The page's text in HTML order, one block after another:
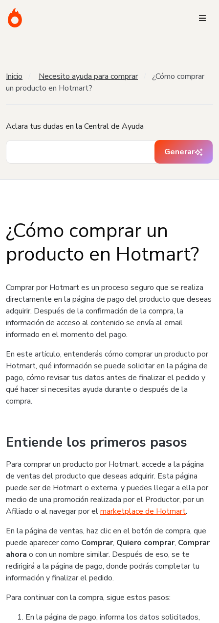
Inicio Necesito ayuda para comprar
¿Cómo comprar
un producto en Hotmart?
Aclara tus dudas en la Central de Ayuda
Generar
¿Cómo comprar un
producto en Hotmart?
Comprar por Hotmart es un proceso seguro que se realiza
directamente en la página de pago del producto que deseas
adquirir. Después de la confirmación de la compra, la
información de acceso al contenido se envía al email
informado en el momento del pago.
En este artículo, entenderás cómo comprar un producto por
Hotmart, qué información se puede solicitar en la página de
pago, cómo revisar tus datos antes de finalizar el pedido y
qué hacer si necesitas ayuda durante o después de la
compra.
Entiende los primeros pasos
Para comprar un producto por Hotmart, accede a la página
de ventas del producto que deseas adquirir. Esta página
puede ser de Hotmart o externa, y puedes llegar a ella por
medio de una promoción realizada por el Productor, por un
Afiliado o al navegar por elmarketplace de Hotmart.
En la página de ventas, haz clic en el botón de compra, que
puede aparecer como Comprar, Quiero comprar, Comprar
ahora o con un nombre similar. Después de eso, se te
redirigirá a la página de pago, donde podrás completar tu
información y finalizar el pedido.
Para continuar con la compra, sigue estos pasos:
En la página de pago, informa los datos solicitados,